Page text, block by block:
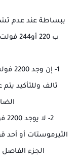
ببساطة عند عدم
1-
تالف وللتأكيد
الثيرموستات أو
الجزء